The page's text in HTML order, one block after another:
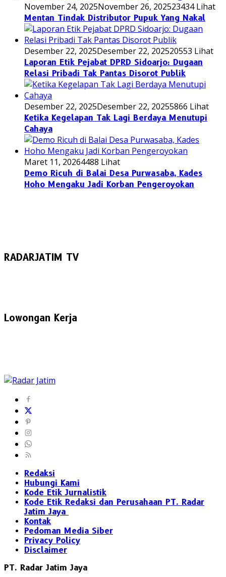
November 24, 2025November 26, 202523434 Lihat
Mentan Tindak Distributor Pupuk Yang Nakal
Desember 22, 2025Desember 22, 202520553 Lihat
Laporan Etik Pejabat DPRD Sidoarjo: Dugaan
Relasi Pribadi Tak Pantas Disorot Publik
Desember 22, 2025Desember 22, 20255866 Lihat
Ketika Kegelapan Tak Lagi Berdaya Menutupi
Cahaya
Maret 11, 20264488 Lihat
Demo Ricuh di Balai Desa Purwasaba, Kades
Hoho Mengaku Jadi Korban Pengeroyokan
RADARJATIM TV
Lowongan Kerja
Redaksi
Hubungi Kami
Kode Etik Jurnalistik
Kode Etik Redaksi dan Perusahaan PT. Radar
Jatim Jaya
Kontak
Pedoman Media Siber
Privacy Policy
Disclaimer
PT. Radar Jatim Jaya